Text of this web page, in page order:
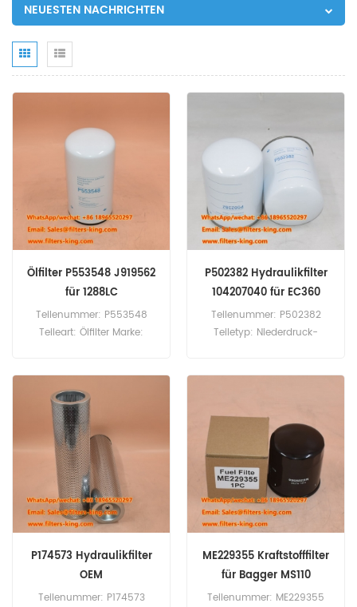
NEUESTEN NACHRICHTEN
Ölfilter P553548 J919562
für 1288LC
Teilenummer: P553548
Teileart: Ölfilter Marke:
Querverweis J919562
Verwendung für Case
1288LC 1488 1660 1666
1680 1688 2044 2055 2155
2166 2166 2188 2188 2365
2366 2388 2555 CF60
CF70 CF80 CPX420 MX210
MX225 MX230.
P502382 Hydraulikfilter
104207040 für EC360
Teilenummer: P502382
Teiletyp: Niederdruck-
Stück P502382
Hydraulikfilter Querverweis
104207040 Verwendung für
Volvo EC360 EC360B-LC
EC360B-LC EC460 EC460B-
LC
P174573 Hydraulikfilter
OEM
Teilenummer: P174573
ME229355 Kraftstofffilter
für Bagger MS110
Teilenummer: ME229355